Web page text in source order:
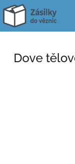
Přejít
obsah
Dove